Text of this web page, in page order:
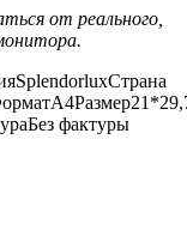
от реального,
SplendorluxСтрана
А4Размер
Без фактуры